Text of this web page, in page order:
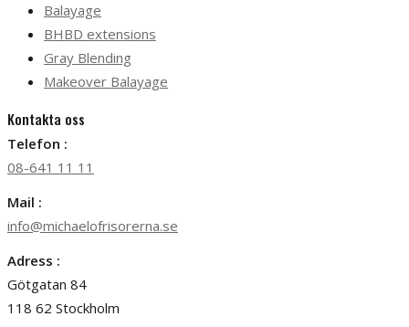
Balayage
BHBD extensions
Gray Blending
Makeover Balayage
Kontakta oss
Telefon :
08-641 11 11
Mail :
info@michaelofrisorerna.se
Adress :
Götgatan 84
118 62 Stockholm